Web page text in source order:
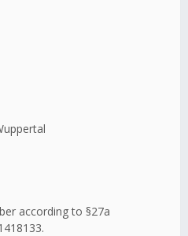
according to §27a